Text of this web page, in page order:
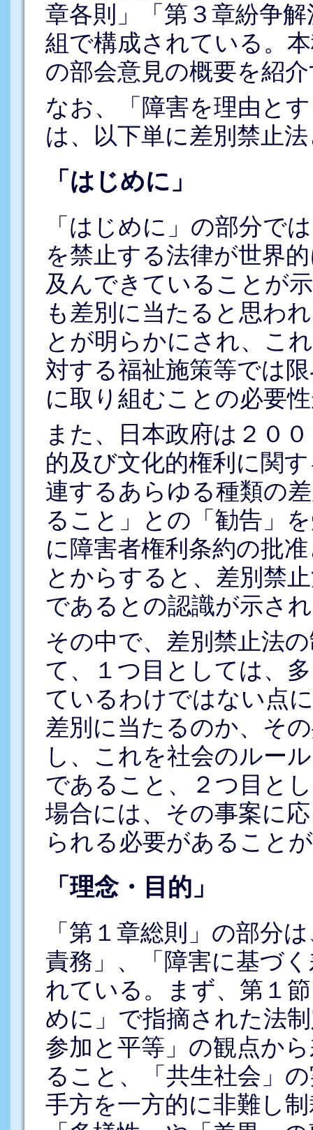
章各則」「第３章紛争
組で構成されている。
の部会意見の概要を紹
なお、「障害を理由と
は、以下単に差別禁止
「はじめに」
「はじめに」の部分で
を禁止する法律が世界
及んできていることが
も差別に当たると思わ
とが明らかにされ、こ
対する福祉施策等では
に取り組むことの必要
また、日本政府は２０
的及び文化的権利に関
連するあらゆる種類の
ること」との「勧告」
に障害者権利条約の批
とからすると、差別禁
であるとの認識が示さ
その中で、差別禁止法
て、１つ目としては、
ているわけではない点
差別に当たるのか、そ
し、これを社会のルー
であること、２つ目と
場合には、その事案に
られる必要があること
「理念・目的」
「第１章総則」の部分
責務」、「障害に基づ
れている。まず、第１
めに」で指摘された法
参加と平等」の観点か
ること、「共生社会」
手方を一方的に非難し